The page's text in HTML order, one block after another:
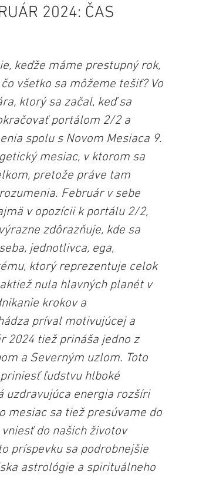
2024: ČAS
keďže máme prestupný rok,
všetko sa môžeme tešiť? Vo
ktorý sa začal, keď sa
portálom 2/2 a
spolu s Novom Mesiaca 9.
mesiac, v ktorom sa
pretože práve tam
Február v sebe
v opozícii k portálu 2/2,
zdôrazňuje, kde sa
jednotlivca, ega,
ktorý reprezentuje celok
nula hlavných planét v
krokov a
príval motivujúcej a
2024 tiež prináša jedno z
a Severným uzlom. Toto
ľudstvu hlboké
uzdravujúca energia rozšíri
mesiac sa tiež presúvame do
do našich životov
príspevku sa podrobnejšie
astrológie a spirituálneho